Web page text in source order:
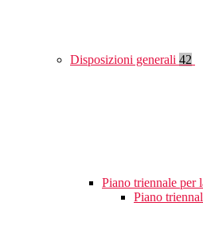
Disposizioni generali 42
Piano triennale per
Piano